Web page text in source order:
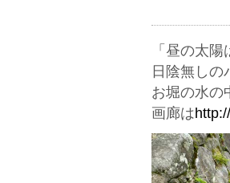
「昼の太
日陰無し
お堀の水の
画廊は